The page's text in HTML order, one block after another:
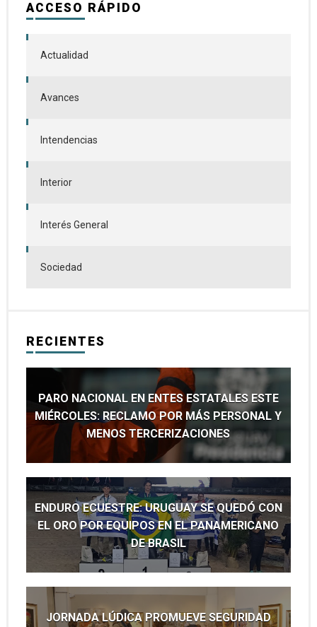
ACCESO RÁPIDO
Actualidad
Avances
Intendencias
Interior
Interés General
Sociedad
RECIENTES
PARO NACIONAL EN ENTES ESTATALES ESTE
MIÉRCOLES: RECLAMO POR MÁS PERSONAL Y
MENOS TERCERIZACIONES
ENDURO ECUESTRE: URUGUAY SE QUEDÓ CON
EL ORO POR EQUIPOS EN EL PANAMERICANO
DE BRASIL
JORNADA LÚDICA PROMUEVE SEGURIDAD